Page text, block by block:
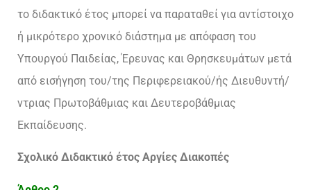
το διδακτικό έτος μπορεί να παραταθεί για αντίστοιχο
ή μικρότερο χρονικό διάστημα με απόφαση του
Υπουργού Παιδείας, Έρευνας και Θρησκευμάτων μετά
από εισήγηση του/της Περιφερειακού/ής Διευθυντή/
ντριας Πρωτοβάθμιας και Δευτεροβάθμιας
Εκπαίδευσης.
Σχολικό Διδακτικό έτος Αργίες Διακοπές